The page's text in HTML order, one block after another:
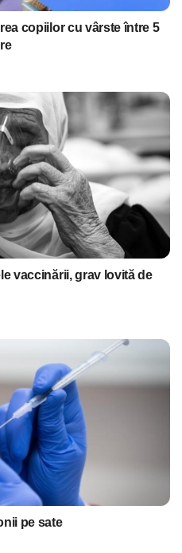
copiilor cu vârste între 5
vaccinării, grav lovită de
pe sate